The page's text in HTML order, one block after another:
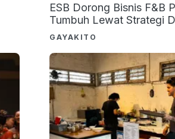
ESB Dorong Bisnis F&B
Tumbuh Lewat Strategi
GAYAKITO